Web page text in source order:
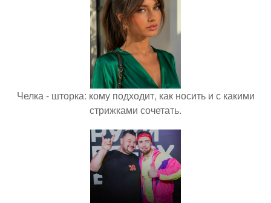
Челка - шторка: кому подходит, как носить и с какими
стрижками сочетать.